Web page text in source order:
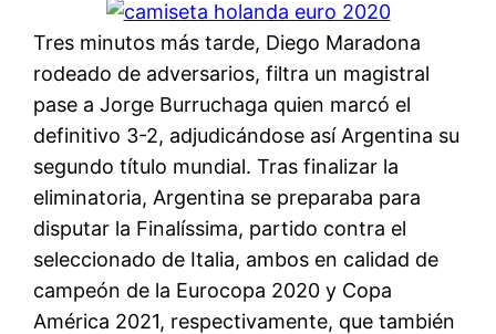
Tres minutos más tarde, Diego Maradona
rodeado de adversarios, filtra un magistral
pase a Jorge Burruchaga quien marcó el
definitivo 3-2, adjudicándose así Argentina su
segundo título mundial. Tras finalizar la
eliminatoria, Argentina se preparaba para
disputar la Finalíssima, partido contra el
seleccionado de Italia, ambos en calidad de
campeón de la Eurocopa 2020 y Copa
América 2021, respectivamente, que también